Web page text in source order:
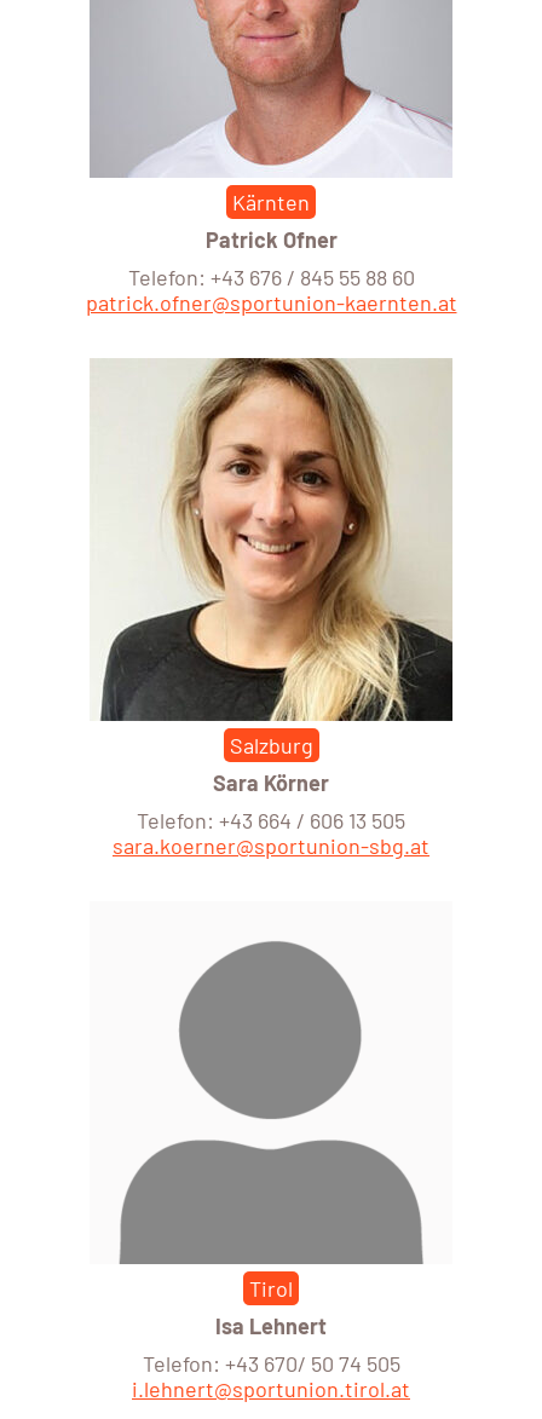
Kärnten
Patrick Ofner
Telefon: +43 676 / 845 55 88 60
patrick.ofner@sportunion-kaernten.at
Salzburg
Sara Körner
Telefon: +43 664 / 606 13 505
sara.koerner@sportunion-sbg.at
Tirol
Isa Lehnert
Telefon: +43 670/ 50 74 505
i.lehnert@sportunion.tirol.at